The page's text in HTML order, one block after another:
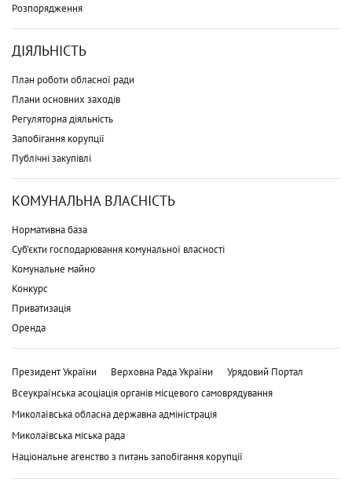
Розпорядження
ДІЯЛЬНІСТЬ
План роботи обласної ради
Плани основних заходів
Регуляторна діяльність
Запобігання корупції
Публічні закупівлі
КОМУНАЛЬНА ВЛАСНІСТЬ
Нормативна база
Суб'єкти господарювання комунальної власності
Комунальне майно
Конкурс
Приватизація
Оренда
Президент України Верховна Рада України
Урядовий Портал
Всеукраїнська асоціація органів місцевого самоврядування
Миколаївська обласна державна адміністрація
Миколаївська міська рада
Національне агенство з питань запобігання корупції